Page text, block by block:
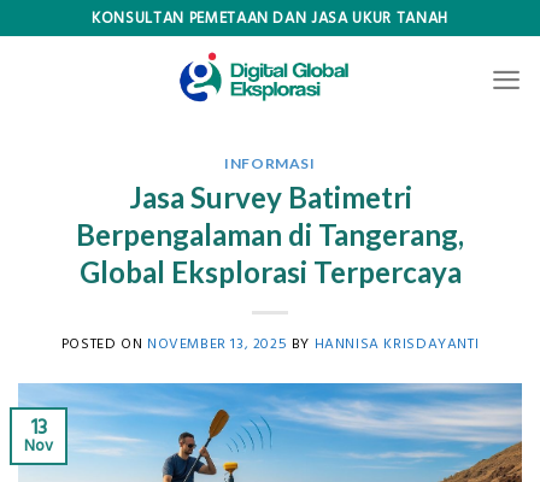
KONSULTAN PEMETAAN DAN JASA UKUR TANAH
INFORMASI
Jasa Survey Batimetri
Berpengalaman di Tangerang,
Global Eksplorasi Terpercaya
POSTED ON NOVEMBER 13, 2025 BY HANNISA KRISDAYANTI
13
Nov